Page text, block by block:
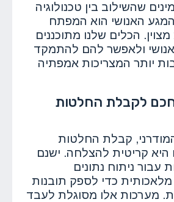
שהשילוב בין טכנולוגיה
האנושי הוא המפתח
הכלים שלנו מתוכננים
ולאפשר להם להתמקד
יותר המצריכות אמפתיה
חכם לקבלת החלטות
קבלת החלטות
היא קריטית להצלחה. ישנם
עבור ניתוח נתונים
כדי לספק תובנות
מערכות אלו מסוגלת לעבד